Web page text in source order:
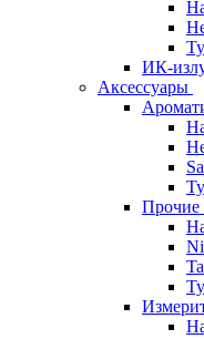
ИК-
Аксессуары
Прочие